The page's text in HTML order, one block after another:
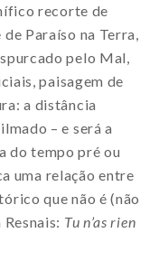
recorte de
Paraíso na Terra,
pelo Mal,
paisagem de
a distância
– e será a
do tempo pré ou
uma relação entre
que não é (não
Tu n’as rien